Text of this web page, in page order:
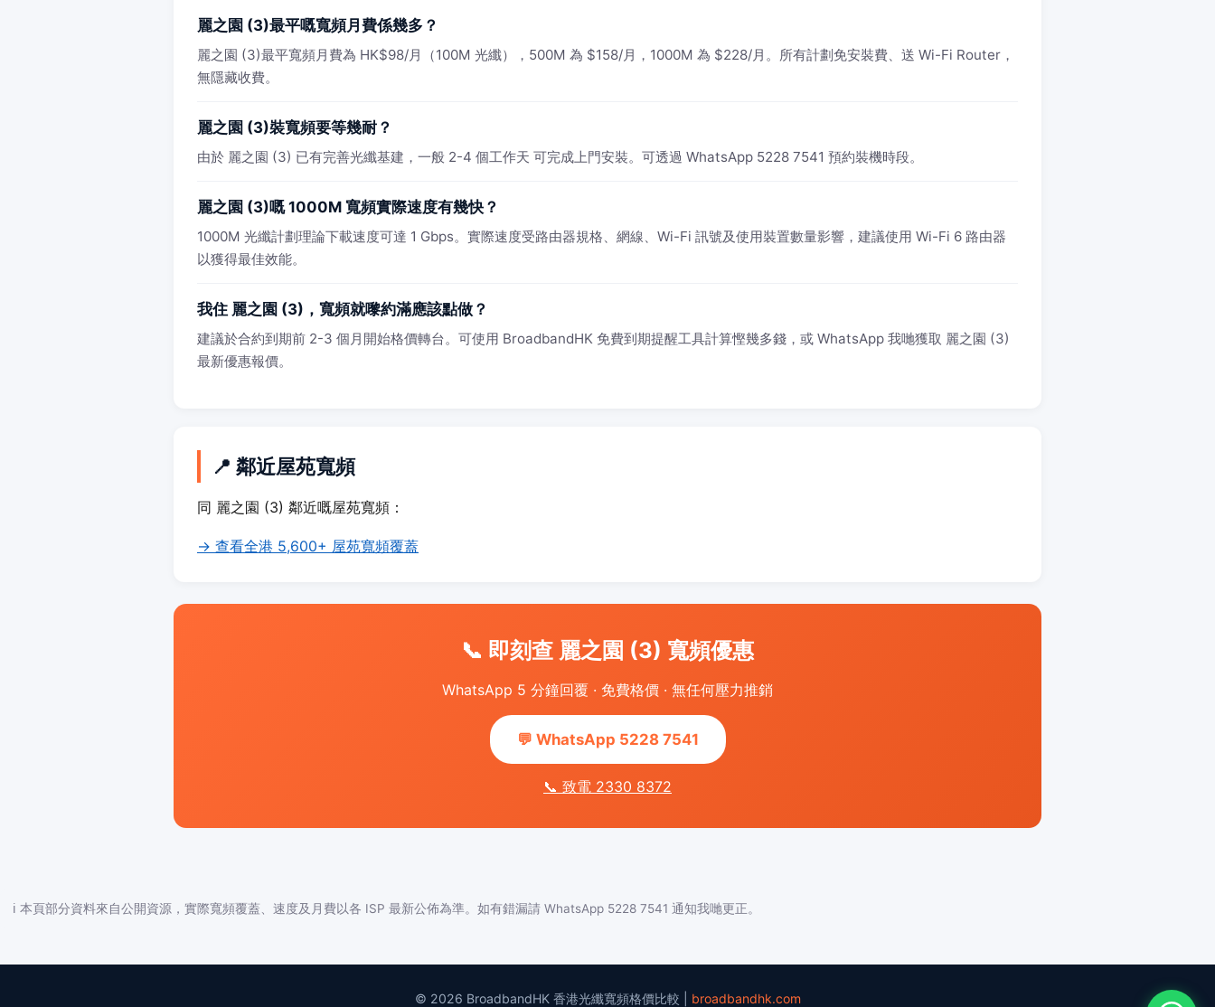
麗之園 (3)最平嘅寬頻月費係幾多？
麗之園 (3)最平寬頻月費為 HK$98/月（100M 光纖），500M 為 $158/月，1000M 為 $228/月。所有計劃免安裝費、送 Wi-Fi Router，
無隱藏收費。
麗之園 (3)裝寬頻要等幾耐？
由於 麗之園 (3) 已有完善光纖基建，一般 2-4 個工作天 可完成上門安裝。可透過 WhatsApp 5228 7541 預約裝機時段。
麗之園 (3)嘅 1000M 寬頻實際速度有幾快？
1000M 光纖計劃理論下載速度可達 1 Gbps。實際速度受路由器規格、網線、Wi-Fi 訊號及使用裝置數量影響，建議使用 Wi-Fi 6 路由器
以獲得最佳效能。
我住 麗之園 (3)，寬頻就嚟約滿應該點做？
建議於合約到期前 2-3 個月開始格價轉台。可使用 BroadbandHK 免費到期提醒工具計算慳幾多錢，或 WhatsApp 我哋獲取 麗之園 (3)
最新優惠報價。
📍 鄰近屋苑寬頻
同 麗之園 (3) 鄰近嘅屋苑寬頻：
→ 查看全港 5,600+ 屋苑寬頻覆蓋
📞 即刻查 麗之園 (3) 寬頻優惠
WhatsApp 5 分鐘回覆 · 免費格價 · 無任何壓力推銷
💬 WhatsApp 5228 7541
📞 致電 2330 8372
ℹ️ 本頁部分資料來自公開資源，實際寬頻覆蓋、速度及月費以各 ISP 最新公佈為準。如有錯漏請 WhatsApp 5228 7541 通知我哋更正。
© 2026 BroadbandHK 香港光纖寬頻格價比較 | broadbandhk.com